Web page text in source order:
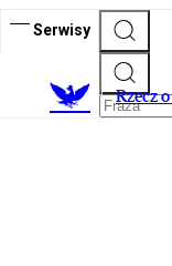
Serwisy
Rzecz